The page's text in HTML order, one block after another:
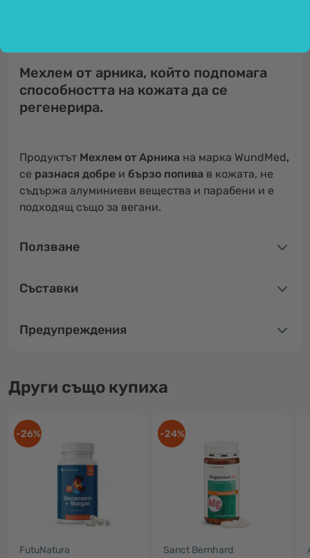
Мехлем от арника, който подпомага
способността на кожата да се
регенерира.
Продуктът Мехлем от Арника на марка WundMed,
се разнася добре и бързо попива в кожата, не
съдържа алуминиеви вещества и парабени и е
подходящ също за вегани.
Ползване
Съставки
Предупреждения
Други също купиха
-26%
FutuNatura
-24%
Sanct Bernhard